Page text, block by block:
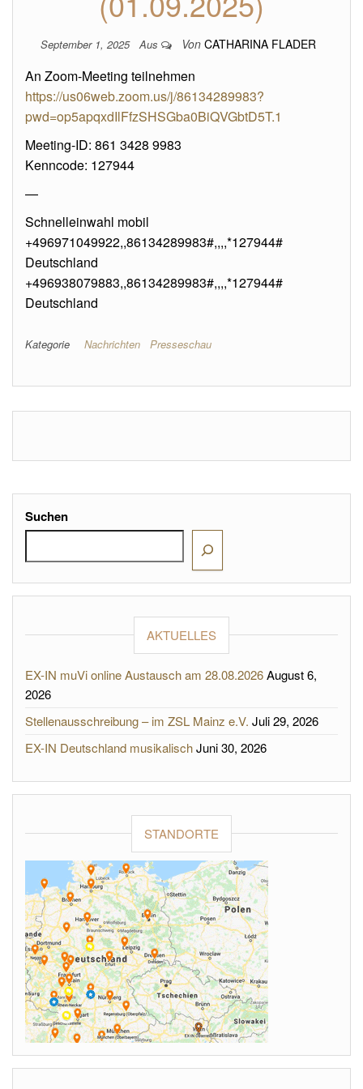
September 1, 2025 Aus Von CATHARINA FLADER
An Zoom-Meeting teilnehmen
https://us06web.zoom.us/j/86134289983?
pwd=op5apqxdIlFfzSHSGba0BiQVGbtD5T.1
Meeting-ID: 861 3428 9983
Kenncode: 127944
—
Schnelleinwahl mobil
+496971049922,,86134289983#,,,,*127944#
Deutschland
+496938079883,,86134289983#,,,,*127944#
Deutschland
Kategorie Nachrichten Presseschau
Suchen
AKTUELLES
EX-IN muVi online Austausch am 28.08.2026August 6,
2026
Stellenausschreibung – im ZSL Mainz e.V. Juli 29, 2026
EX-IN Deutschland musikalischJuni 30, 2026
STANDORTE